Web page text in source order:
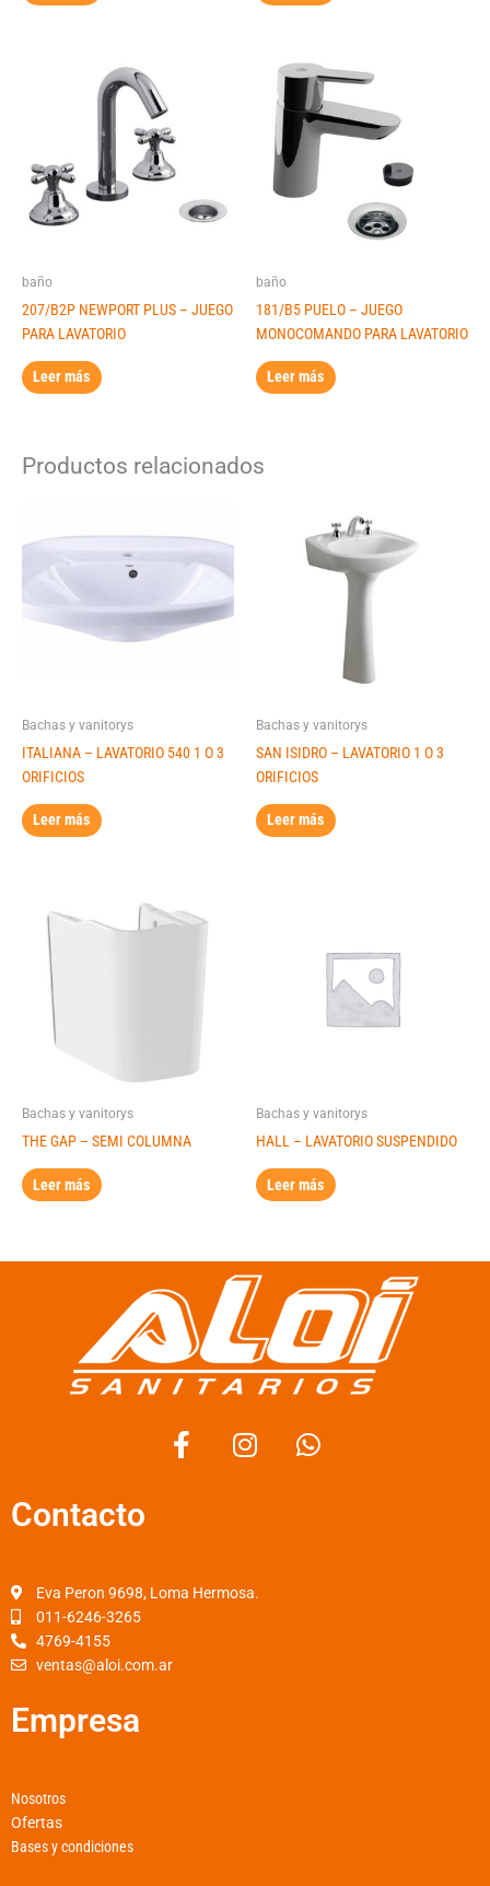
baño
207/B2P NEWPORT PLUS – JUEGO
PARA LAVATORIO
Leer más
baño
181/B5 PUELO – JUEGO
MONOCOMANDO PARA LAVATORIO
Leer más
Productos relacionados
Bachas y vanitorys
ITALIANA – LAVATORIO 540 1 O 3
ORIFICIOS
Leer más
Bachas y vanitorys
SAN ISIDRO – LAVATORIO 1 O 3
ORIFICIOS
Leer más
Bachas y vanitorys
THE GAP – SEMI COLUMNA
Leer más
Bachas y vanitorys
HALL – LAVATORIO SUSPENDIDO
Leer más
F
a
o
I
n
r
W
h
Contacto
Eva Peron 9698, Loma Hermosa.
011-6246-3265
4769-4155
ventas@aloi.com.ar
Empresa
Nosotros
Ofertas
Bases y condiciones